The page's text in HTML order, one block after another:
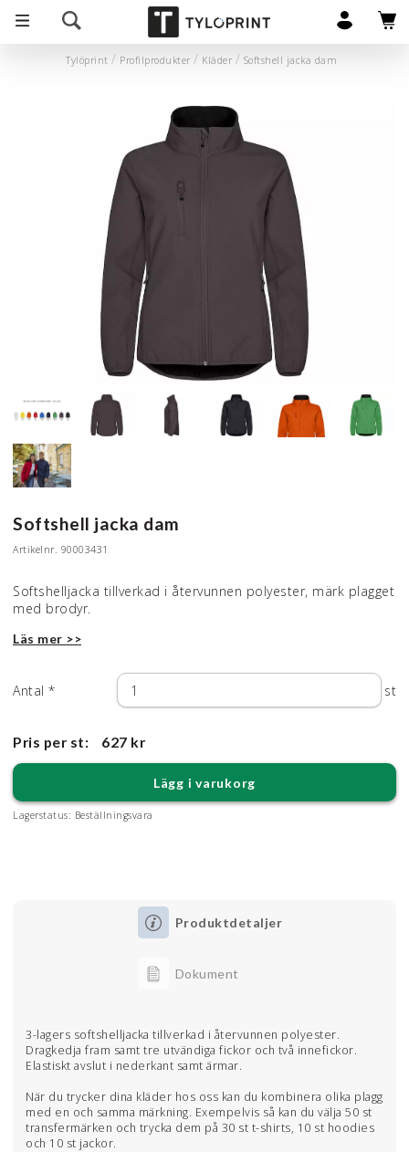
Tylöprint Profilprodukter Kläder Softshell jacka dam
Softshell jacka dam
Artikelnr. 90003431
Softshelljacka tillverkad i återvunnen polyester, märk plagget
med brodyr.
Läs mer >>
Antal * st
Pris per st: 627 kr
Lägg i varukorg
Lagerstatus: Beställningsvara
Produktdetaljer
Dokument
3-lagers softshelljacka tillverkad i återvunnen polyester.
Dragkedja fram samt tre utvändiga fickor och två innefickor.
Elastiskt avslut i nederkant samt ärmar.
När du trycker dina kläder hos oss kan du kombinera olika plagg
med en och samma märkning. Exempelvis så kan du välja 50 st
transfermärken och trycka dem på 30 st t-shirts, 10 st hoodies
och 10 st jackor.